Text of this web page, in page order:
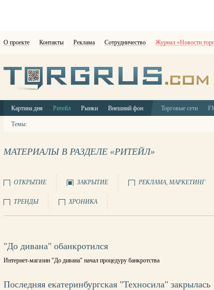
О проекте Контакты Реклама Сотрудничество Журнал «Новости
Картина дня Ритейл Рынки Внешний фон Торговые сети
Темы:
МАТЕРИАЛЫ В РАЗДЕЛЕ «РИТЕЙЛ»
ОТКРЫТИЕ ЗАКРЫТИЕ РЕКЛАМА, МАРКЕТИНГ
ТРЕНДЫ ХРОНИКА
"До дивана" обанкротился
Интернет-магазин "До дивана" начал процедуру банкротства
Последняя екатеринбургская "Техносила" закрылась